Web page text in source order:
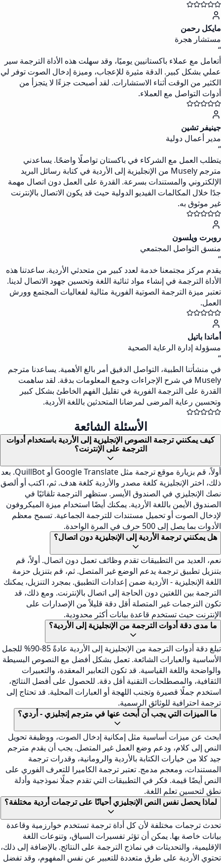
مايكل رحمن
مستشار هجرة
“
أتعامل مع عملاء باكستانيين يوميًا، وقد سهلت هذه الأداة الترجمة سير
عملي بشكل كبير. الدقة مثيرة للإعجاب، وميزة إدخال الصوت توفر لي
الكثير من الوقت أثناء الاستشارات. لقد أصبحت جزءًا لا يتجزأ من
أدوات التواصل مع العملاء.
جينيفر تشين
مدير أعمال دولية
“
يتطلب العمل مع الشركاء في باكستان تواصلًا واضحًا. يساعدني
مترجم Musely من الإنجليزية إلى الأردية في كتابة رسائل البريد
الإلكتروني والمستندات بسرعة. القدرة على العمل دون اتصال مهمة
جدًا خلال المكالمات الفيديو الدولية حيث قد يكون الاتصال بالإنترنت
غير موثوق به.
روبرت ويلسون
منسق التواصل المجتمعي
“
يقدم مركز مجتمعنا خدمة لعدد كبير من متحدثي الأردية. ساعدتنا هذه
الأداة الترجمة في إنشاء مواد ثنائية اللغة وتحسين جهود الاتصال لدينا.
تعتبر ميزة الترجمة الصوتية الفورية مثالية لفعاليات المجتمع وورش
العمل.
أماندا باتيل
مسؤولة إدارة الرعاية الصحية
“
في منشأتنا الطبية، التواصل الدقيق أمر بالغ الأهمية. يساعدنا مترجم
Musely في شرح الإجراءات وجمع المعلومات بدقة. لقد ساهمت
القدرة على الترجمة الفورية في تقليل الفهم الخاطئ بشكل كبير
وتحسين رعاية المرضى لمرضانا المتحدثين باللغة الأردية.
الأسئلة الشائعة
كيف يمكنني ترجمة النصوص الإنجليزية إلى الأردية باستخدام أدوات
الترجمة على الإنترنت؟
أولاً، قم بزيارة موقع ترجمة مثل Google Translate أو QuillBot. بعد
ذلك، اختر الإنجليزية كلغة مصدر والأردية كلغة هدف. ثم، اكتب أو ألصق
نصك الإنجليزي في الصندوق الأيسر. ستظهر الترجمة تلقائيًا في
الصندوق الأيمن باللغة الأردية. يمكنك أيضًا استخدام ميزة الميكروفون
لإدخال الصوت أو تحميل مستندات للترجمة الجماعية. تسمح معظم
الأدوات بما يصل إلى 500 حرف في المرة الواحدة.
هل يمكنني ترجمة الأردية إلى الإنجليزية دون اتصال؟
نعم، العديد من التطبيقات تقدم وظائف تعمل دون اتصال. أولاً، قم
بتنزيل تطبيق ترجمة يدعم الوضع غير المتصل. ثم، قم بتنزيل حزمة
اللغة الإنجليزية - الأردية ضمن إعدادات التطبيق. بمجرد التنزيل، يمكنك
الترجمة بين اللغتين دون الحاجة إلى اتصال بالإنترنت. ومع ذلك، قد
تكون الترجمات غير المتصلة أقل دقة قليلاً من الإصدارات على
الإنترنت حيث تستخدم قاعدة بيانات أكثر محدودية.
ما مدى دقة أدوات الترجمة من الإنجليزية إلى الأردية؟
تبلغ دقة أدوات الترجمة من الإنجليزية إلى الأردية عادةً 85-90% للجمل
الأساسية والعبارات الشائعة. تعمل بشكل أفضل مع النصوص البسيطة
والواضحة واللغة القياسية. قد تكون التعابير المعقدة، والتعبيرات
الثقافية، والمصطلحات التقنية أقل دقة. للحصول على أفضل النتائج،
استخدم جملًا قصيرة وتجنب اللهجة أو العبارات المحلية. قد تحتاج إلى
ترجمة احترافية للوثائق الرسمية.
ما الميزات التي يجب أن أبحث عنها في مترجم إنجليزي - أردي؟
ابحث عن ميزات أساسية مثل إمكانية إدخال الصوت، ووظيفة تحويل
النص إلى كلام، ودعم وضع العمل غير المتصل. يجب أن يقدم مترجم
جيد كلا من خيارات الكتابة بالأردية والرومانية، وقدرات ترجمة
المستندات، ومعجم مدمج. تعتبر ترجمة الكاميرا للتعرف الفوري على
النص أيضًا قيمة. فكر في التطبيقات التي تقدم جملًا نموذجية وأدلة
نطق لتحسين تعلم اللغة.
لماذا يحصل نفس النص الإنجليزي أحيانًا على ترجمات أردية مختلفة؟
تحدث ترجمات مختلفة لأن كل أداة ترجمة تستخدم خوارزمية وقاعدة
بيانات خاصة بها. يمكن أن تؤثر تفسيرات السياق، وتنوعات اللغة
الإقليمية، والتحديثات في نماذج الترجمة على النتائج. بالإضافة إلى ذلك،
تحتوي الأردية على طرق متعددة للتعبير عن نفس المفهوم، وقد تفضل